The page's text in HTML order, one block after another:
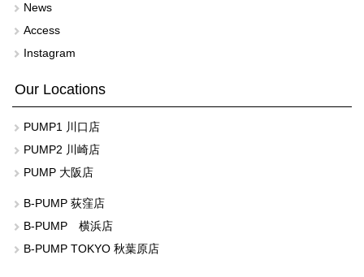
News
Access
Instagram
Our Locations
PUMP1 川口店
PUMP2 川崎店
PUMP 大阪店
B-PUMP 荻窪店
B-PUMP 横浜店
B-PUMP TOKYO 秋葉原店